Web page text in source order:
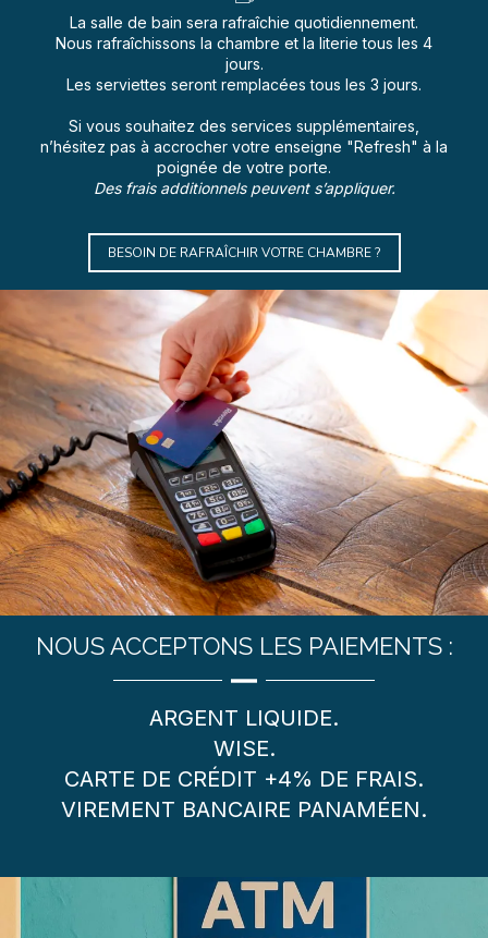
La salle de bain sera rafraîchie quotidiennement.
Nous rafraîchissons la chambre et la literie tous les 4
jours.
Les serviettes seront remplacées tous les 3 jours.
Si vous souhaitez des services supplémentaires,
n’hésitez pas à accrocher votre enseigne "Refresh" à la
poignée de votre porte.
Des frais additionnels peuvent s’appliquer.
BESOIN DE RAFRAÎCHIR VOTRE CHAMBRE ?
NOUS ACCEPTONS LES PAIEMENTS :
ARGENT LIQUIDE.
WISE.
CARTE DE CRÉDIT +4% DE FRAIS.
VIREMENT BANCAIRE PANAMÉEN.